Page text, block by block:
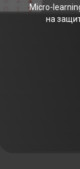
Micro-
на